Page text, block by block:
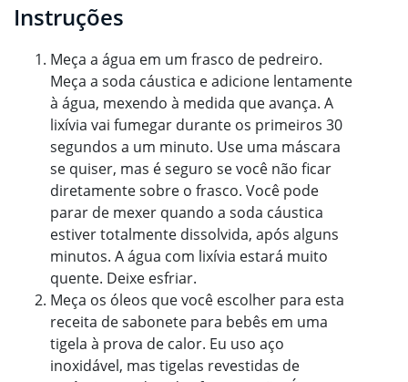
Instruções
Meça a água em um frasco de pedreiro.
Meça a soda cáustica e adicione lentamente
à água, mexendo à medida que avança. A
lixívia vai fumegar durante os primeiros 30
segundos a um minuto. Use uma máscara
se quiser, mas é seguro se você não ficar
diretamente sobre o frasco. Você pode
parar de mexer quando a soda cáustica
estiver totalmente dissolvida, após alguns
minutos. A água com lixívia estará muito
quente. Deixe esfriar.
Meça os óleos que você escolher para esta
receita de sabonete para bebês em uma
tigela à prova de calor. Eu uso aço
inoxidável, mas tigelas revestidas de